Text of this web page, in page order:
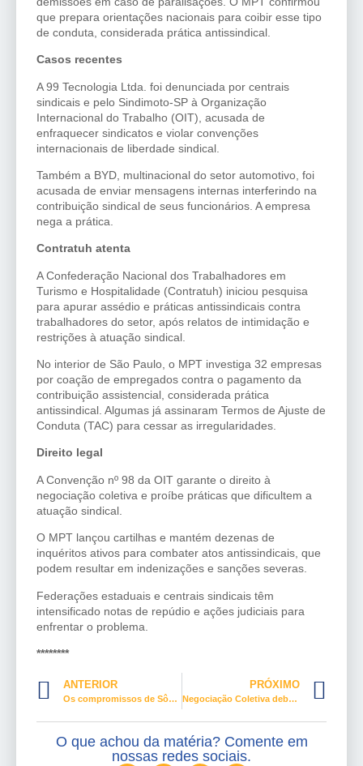
que prepara orientações nacionais para coibir esse tipo
de conduta, considerada prática antissindical.
Casos recentes
A 99 Tecnologia Ltda. foi denunciada por centrais
sindicais e pelo Sindimoto-SP à Organização
Internacional do Trabalho (OIT), acusada de
enfraquecer sindicatos e violar convenções
internacionais de liberdade sindical.
Também a BYD, multinacional do setor automotivo, foi
acusada de enviar mensagens internas interferindo na
contribuição sindical de seus funcionários. A empresa
nega a prática.
Contratuh atenta
A Confederação Nacional dos Trabalhadores em
Turismo e Hospitalidade (Contratuh) iniciou pesquisa
para apurar assédio e práticas antissindicais contra
trabalhadores do setor, após relatos de intimidação e
restrições à atuação sindical.
No interior de São Paulo, o MPT investiga 32 empresas
por coação de empregados contra o pagamento da
contribuição assistencial, considerada prática
antissindical. Algumas já assinaram Termos de Ajuste de
Conduta (TAC) para cessar as irregularidades.
Direito legal
A Convenção nº 98 da OIT garante o direito à
negociação coletiva e proíbe práticas que dificultem a
atuação sindical.
O MPT lançou cartilhas e mantém dezenas de
inquéritos ativos para combater atos antissindicais, que
podem resultar em indenizações e sanções severas.
Federações estaduais e centrais sindicais têm
intensificado notas de repúdio e ações judiciais para
enfrentar o problema.
********
ANTERIOR
Os compromissos de Sônia e o legado de Moacyr
PRÓXIMO
Negociação Coletiva debate desafios trabalhistas em São Luís-MA
O que achou da matéria? Comente em
nossas redes sociais.